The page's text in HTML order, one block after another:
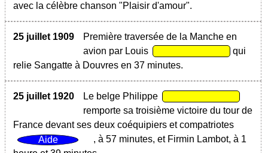
avec la célèbre chanson "Plaisir d'amour".
25 juillet 1909
Première traversée de la Manche en
avion par Louis
qui
relie Sangatte à Douvres en 37 minutes.
25 juillet 1920
Le belge Philippe
remporte sa troisième victoire du tour de
France devant ses deux coéquipiers et compatriotes
, à 57 minutes, et Firmin Lambot, à 1